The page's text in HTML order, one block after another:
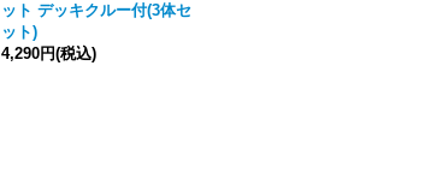
ット デッキクルー付(3体セ
ット)
4,290円(税込)